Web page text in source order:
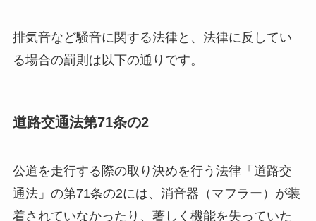
排気音など騒音に関する法律と、法律に反してい
る場合の罰則は以下の通りです。
道路交通法第71条の2
公道を走行する際の取り決めを行う法律「道路交
通法」の第71条の2には、消音器（マフラー）が装
着されていなかったり、著しく機能を失っていた